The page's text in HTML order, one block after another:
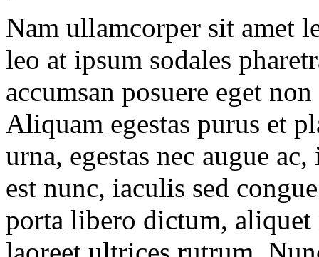
Nam ullamcorper sit amet
leo at ipsum sodales
accumsan posuere eget
Aliquam egestas purus et
urna, egestas nec augue
est nunc, iaculis sed
porta libero dictum, aliquet